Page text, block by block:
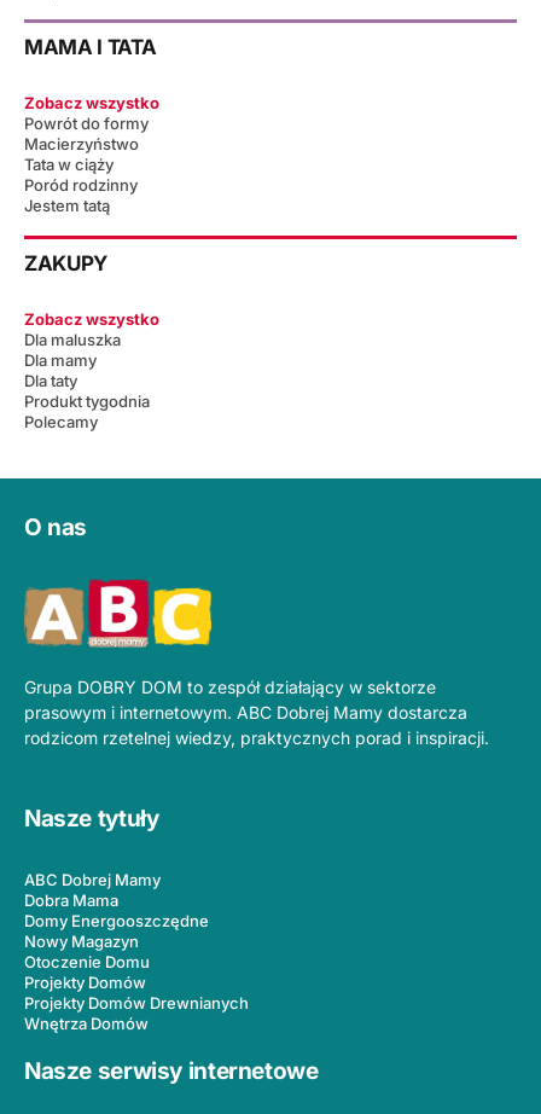
MAMA I TATA
Zobacz wszystko
Powrót do formy
Macierzyństwo
Tata w ciąży
Poród rodzinny
Jestem tatą
ZAKUPY
Zobacz wszystko
Dla maluszka
Dla mamy
Dla taty
Produkt tygodnia
Polecamy
O nas
Grupa DOBRY DOM to zespół działający w sektorze
prasowym i internetowym. ABC Dobrej Mamy dostarcza
rodzicom rzetelnej wiedzy, praktycznych porad i inspiracji.
Nasze tytuły
ABC Dobrej Mamy
Dobra Mama
Domy Energooszczędne
Nowy Magazyn
Otoczenie Domu
Projekty Domów
Projekty Domów Drewnianych
Wnętrza Domów
Nasze serwisy internetowe